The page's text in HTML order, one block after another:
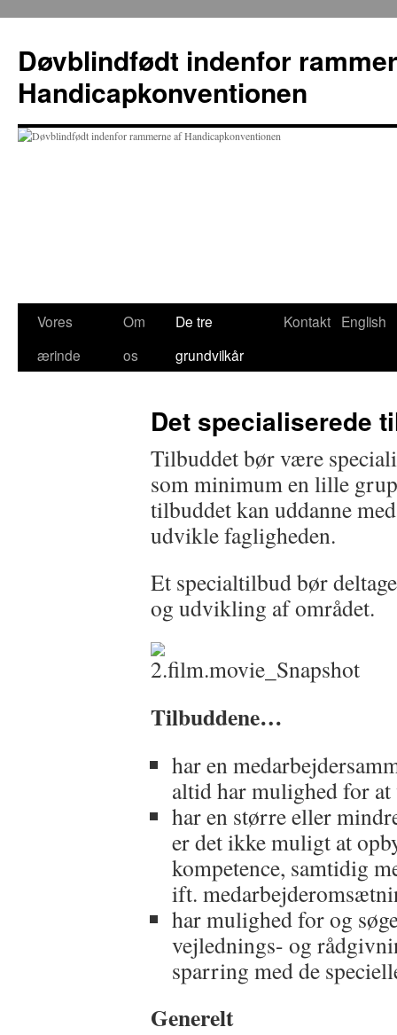
indhold
Døvblindfødt indenfor
Handicapkonventionen
Vores
ærinde
Om
os
De tre
grundvilkår
Kontakt English
Det specialiserede
Tilbuddet bør være
som minimum en lille
tilbuddet kan uddanne
udvikle fagligheden.
Et specialtilbud bør
og udvikling af området.
Tilbuddene…
har en
altid har mulighed for
har en større eller
er det ikke muligt at
kompetence, samtidig
ift.
har mulighed for og
vejlednings- og
sparring med de
Generelt